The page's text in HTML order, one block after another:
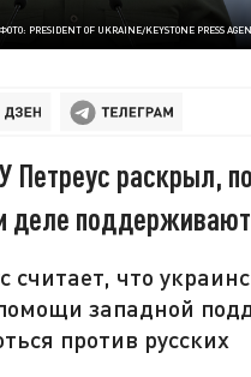
ФОТО: PRESIDENT OF UKRAINE/KEYSTONE PRESS
Петреус раскрыл,
поддерживают
считает, что
западной
против русских